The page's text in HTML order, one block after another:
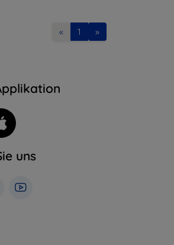
« 1 »
uns